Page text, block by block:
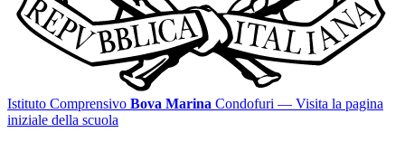
Istituto Comprensivo Bova Marina Condofuri — Visita la pagina
iniziale della scuola